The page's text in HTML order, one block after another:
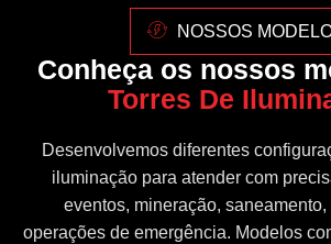
NOSSOS
Conheça os nossos
Torres De
Desenvolvemos diferentes
iluminação para atender com
eventos, mineração,
operações de emergência. Modelos